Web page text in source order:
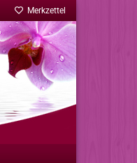
Merkzettel